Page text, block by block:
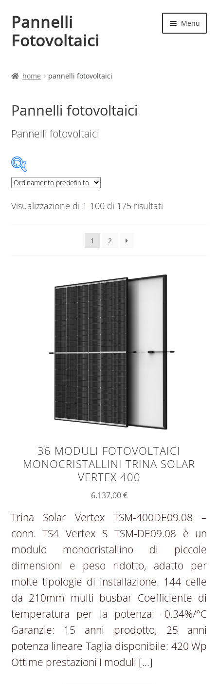
Vai
alla
navigazione
Vai
al
contenuto
Pannelli
Fotovoltaici
Menu
Checkout
Chi siamo
Contatti
My account
home pannelli fotovoltaici
Pannelli fotovoltaici
Pannelli fotovoltaici
Categorie prodotto
Potenza pannelli votovoltaici
Visualizzazione di 1-100 di 175 risultati
1 2
36 MODULI FOTOVOLTAICI
MONOCRISTALLINI TRINA SOLAR
VERTEX 400
6.137,00€
Trina Solar Vertex TSM-400DE09.08 –
conn. TS4 Vertex S TSM-DE09.08 è un
modulo monocristallino di piccole
dimensioni e peso ridotto, adatto per
molte tipologie di installazione. 144 celle
da 210mm multi busbar Coefficiente di
temperatura per la potenza: -0.34%/°C
Garanzie: 15 anni prodotto, 25 anni
potenza lineare Taglia disponibile: 420 Wp
Ottime prestazioni I moduli […]